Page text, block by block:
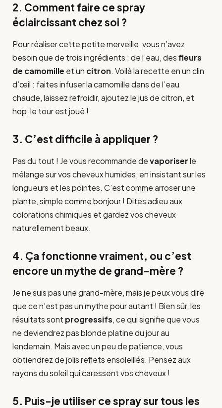
2. Comment faire ce spray
éclaircissant chez soi ?
Pour réaliser cette petite merveille, vous n’avez
besoin que de trois ingrédients : de l’eau, desfleurs
de camomille et un citron. Voilà la recette en un clin
d’œil : faites infuser la camomille dans de l’eau
chaude, laissez refroidir, ajoutez le jus de citron, et
hop, le tour est joué !
3. C’est difficile à appliquer ?
Pas du tout ! Je vous recommande devaporiserle
mélange sur vos cheveux humides, en insistant sur les
longueurs et les pointes. C’est comme arroser une
plante, simple comme bonjour ! Dites adieu aux
colorations chimiques et gardez vos cheveux
naturellement beaux.
4. Ça fonctionne vraiment, ou c’est
encore un mythe de grand-mère ?
Je ne suis pas une grand-mère, mais je peux vous dire
que ce n’est pas un mythe pour autant ! Bien sûr, les
résultats sont progressifs, ce qui signifie que vous
ne deviendrez pas blonde platine du jour au
lendemain. Mais avec un peu de patience, vous
obtiendrez de jolis reflets ensoleillés. Pensez aux
rayons du soleil qui caressent vos cheveux !
5. Puis-je utiliser ce spray sur tous les